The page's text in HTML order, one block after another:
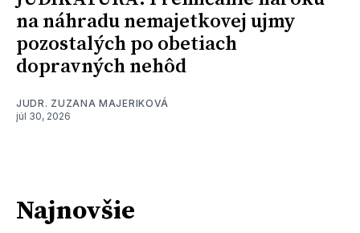
na náhradu nemajetkovej ujmy
pozostalých po obetiach
dopravných nehôd
JUDR. ZUZANA MAJERIKOVÁ
júl 30, 2026
Najnovšie